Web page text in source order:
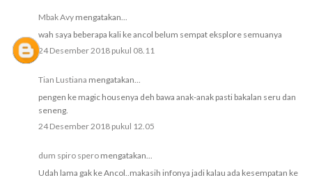
Mbak Avy mengatakan...
wah saya beberapa kali ke ancol belum sempat eksplore semuanya
24 Desember 2018 pukul 08.11
Tian Lustiana mengatakan...
pengen ke magic housenya deh bawa anak-anak pasti bakalan seru dan
seneng.
24 Desember 2018 pukul 12.05
dum spiro spero mengatakan...
Udah lama gak ke Ancol..makasih infonya jadi kalau ada kesempatan ke